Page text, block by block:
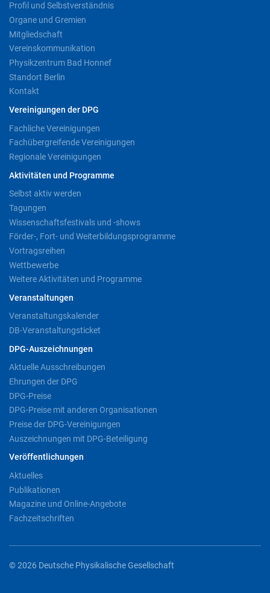
Profil und Selbstverständnis
Organe und Gremien
Mitgliedschaft
Vereinskommunikation
Physikzentrum Bad Honnef
Standort Berlin
Kontakt
Vereinigungen der DPG
Fachliche Vereinigungen
Fachübergreifende Vereinigungen
Regionale Vereinigungen
Aktivitäten und Programme
Selbst aktiv werden
Tagungen
Wissenschaftsfestivals und -shows
Förder-, Fort- und Weiterbildungsprogramme
Vortragsreihen
Wettbewerbe
Weitere Aktivitäten und Programme
Veranstaltungen
Veranstaltungskalender
DB-Veranstaltungsticket
DPG-Auszeichnungen
Aktuelle Ausschreibungen
Ehrungen der DPG
DPG-Preise
DPG-Preise mit anderen Organisationen
Preise der DPG-Vereinigungen
Auszeichnungen mit DPG-Beteiligung
Veröffentlichungen
Aktuelles
Publikationen
Magazine und Online-Angebote
Fachzeitschriften
© 2026 Deutsche Physikalische Gesellschaft